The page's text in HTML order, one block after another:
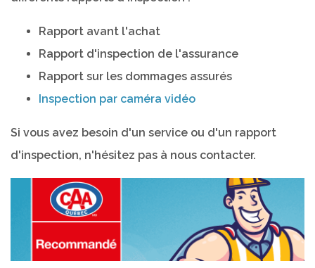
Rapport avant l'achat
Rapport d'inspection de l'assurance
Rapport sur les dommages assurés
Inspection par caméra vidéo
Si vous avez besoin d'un service ou d'un rapport
d'inspection, n'hésitez pas à nous contacter.